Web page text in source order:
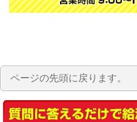
ページの先頭に戻ります。